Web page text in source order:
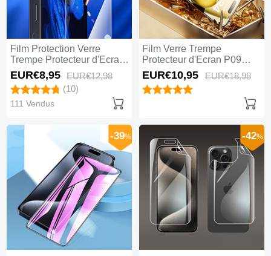
Film Protection Verre
Trempe Protecteur d'Ecran
pour Apple iPhone 14 Pro
Max Clair
EUR€8,95 EUR€12,98
(10)
111 Vendus
Film Verre Trempe
Protecteur d'Ecran P09
pour Apple iPhone 14 Pro
Max Clair
EUR€10,95 EUR€18,98
-39% -42%